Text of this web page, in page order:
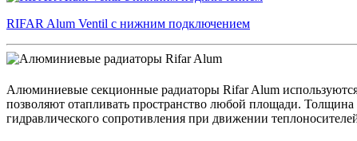
RIFAR Alum Ventil с нижним подключением
Алюминиевые секционные радиаторы Rifar Alum
позволяют отапливать пространство любой площади.
гидравлического сопротивления при движении